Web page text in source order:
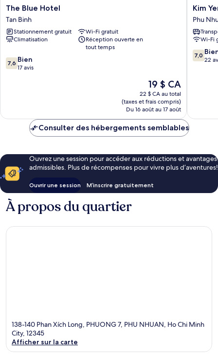
The
Blue
Hotel
Tan
Binh
The Blue Hotel
Tan Binh
Stationnement gratuit
Wi-Fi gratuit
Climatisation
Réception ouverte en
tout temps
7.6
sur
7,6 Bien
17 avis
Le
prix
est
de
19 $ CA
19 $ CA
22 $ CA au total
(taxes et frais compris)
Du 16 août au 17 août
Kim
Yen
Hotel
Phu
Nhuan
Kim
Phu
Wi-Fi
7.0
sur
7,0
22
Consulter des hébergements semblables
Ouvrez une session pour accéder aux réductions et avantages
admissibles. Plus de récompenses pour vivre plus d’aventures!
Ouvrir une session M’inscrire gratuitement
À propos du quartier
138-140 Phan Xích Long, PHUONG 7, PHU NHUAN, Ho Chi Minh
City, 12345
Afficher sur la carte